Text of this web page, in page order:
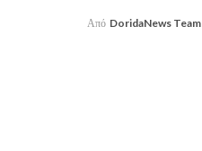
Από DoridaNews Team